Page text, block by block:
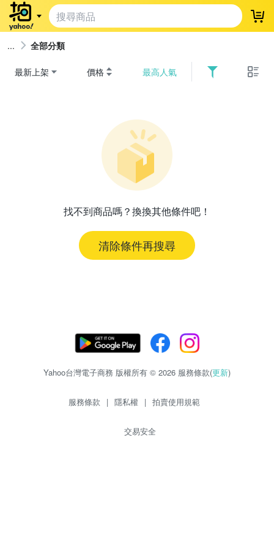
登
全部分類
最新上架 價格 最高人氣
找不到商品嗎？換換其他條件吧！
清除條件再搜尋
Yahoo台灣電子商務 版權所有 © 2026 服務條款(更新)
服務條款 | 隱私權 | 拍賣使用規範
交易安全